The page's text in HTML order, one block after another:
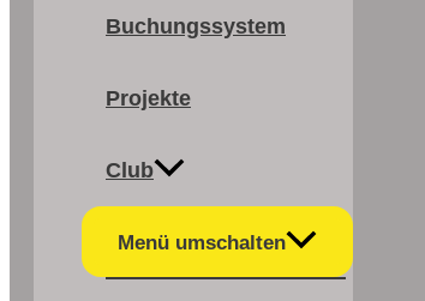
Buchungssystem
Projekte
Club
Menü umschalten